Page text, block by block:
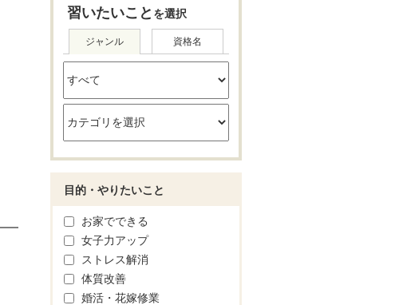
習いたいこと を選択
ジャンル 資格名
目的・やりたいこと
お家でできる
女子力アップ
ストレス解消
体質改善
婚活・花嫁修業